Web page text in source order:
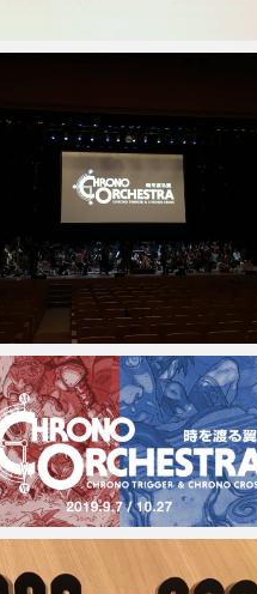
2019年9月7日
2019年7月5日